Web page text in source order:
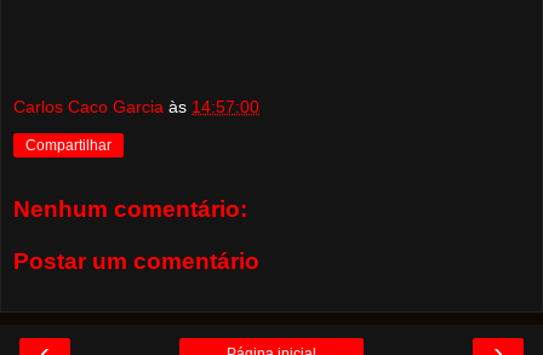
Carlos Caco Garcia às 14:57:00
Compartilhar
Nenhum comentário:
Postar um comentário